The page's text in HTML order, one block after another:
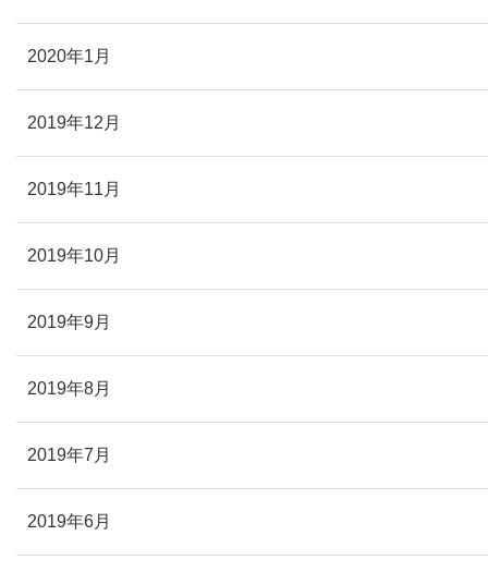
2020年1月
2019年12月
2019年11月
2019年10月
2019年9月
2019年8月
2019年7月
2019年6月